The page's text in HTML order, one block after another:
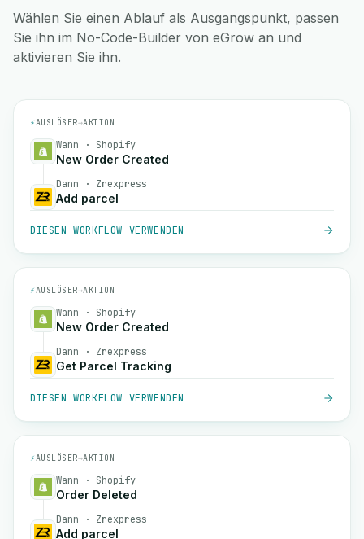
Wählen Sie einen Ablauf als Ausgangspunkt, passen
Sie ihn im No-Code-Builder von eGrow an und
aktivieren Sie ihn.
⚡AUSLÖSER→AKTION
Wann · Shopify
New Order Created
Dann · Zrexpress
Add parcel
DIESEN WORKFLOW VERWENDEN
⚡AUSLÖSER→AKTION
Wann · Shopify
New Order Created
Dann · Zrexpress
Get Parcel Tracking
DIESEN WORKFLOW VERWENDEN
⚡AUSLÖSER→AKTION
Wann · Shopify
Order Deleted
Dann · Zrexpress
Add parcel